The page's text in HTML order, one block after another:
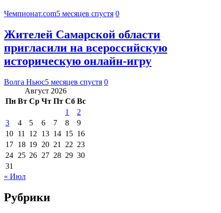
Чемпионат.com5 месяцев спустя 0
Жителей Самарской области
пригласили на всероссийскую
историческую онлайн-игру
Волга Ньюс5 месяцев спустя 0
Август 2026
Пн Вт Ср Чт Пт Сб Вс
1
2
3
4 5 6 7 8
9
10 11 12 13 14 15 16
17 18 19 20 21 22 23
24 25 26 27 28 29 30
31
« Июл
Рубрики